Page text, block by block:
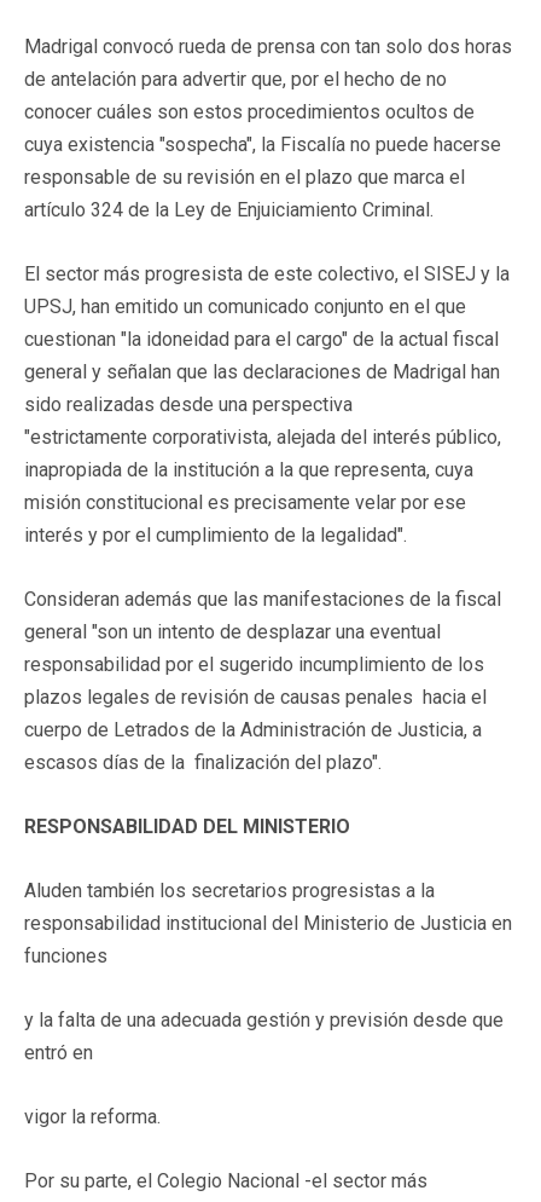
Madrigal convocó rueda de prensa con tan solo dos horas
de antelación para advertir que, por el hecho de no
conocer cuáles son estos procedimientos ocultos de
cuya existencia "sospecha", la Fiscalía no puede hacerse
responsable de su revisión en el plazo que marca el
artículo 324 de la Ley de Enjuiciamiento Criminal.
El sector más progresista de este colectivo, el SISEJ y la
UPSJ, han emitido un comunicado conjunto en el que
cuestionan "la idoneidad para el cargo" de la actual fiscal
general y señalan que las declaraciones de Madrigal han
sido realizadas desde una perspectiva
"estrictamente corporativista, alejada del interés público,
inapropiada de la institución a la que representa, cuya
misión constitucional es precisamente velar por ese
interés y por el cumplimiento de la legalidad".
Consideran además que las manifestaciones de la fiscal
general "son un intento de desplazar una eventual
responsabilidad por el sugerido incumplimiento de los
plazos legales de revisión de causas penales hacia el
cuerpo de Letrados de la Administración de Justicia, a
escasos días de la finalización del plazo".
RESPONSABILIDAD DEL MINISTERIO
Aluden también los secretarios progresistas a la
responsabilidad institucional del Ministerio de Justicia en
funciones
y la falta de una adecuada gestión y previsión desde que
entró en
vigor la reforma.
Por su parte, el Colegio Nacional -el sector más